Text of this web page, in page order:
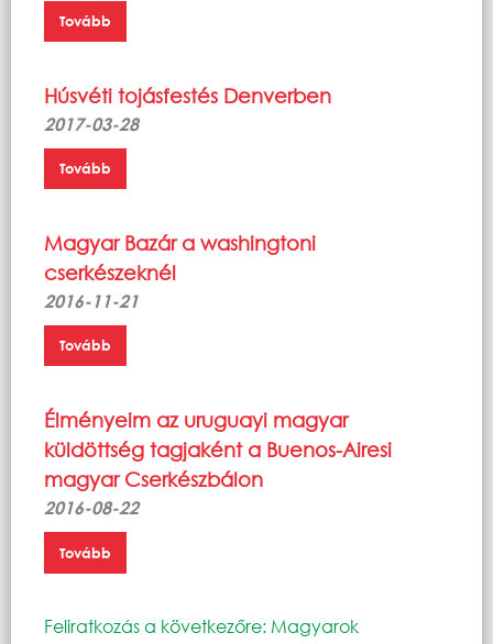
Tovább
Húsvéti tojásfestés Denverben
2017-03-28
Tovább
Magyar Bazár a washingtoni
cserkészeknél
2016-11-21
Tovább
Élményeim az uruguayi magyar
küldöttség tagjaként a Buenos-Airesi
magyar Cserkészbálon
2016-08-22
Tovább
Feliratkozás a következőre: Magyarok